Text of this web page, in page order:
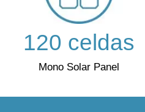
120 celdas
Mono Solar Panel